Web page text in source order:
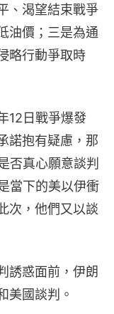
、渴望結束戰爭
油價；三是為通
略行動爭取時
12日戰爭爆發
諾抱有疑慮，那
否真心願意談判
當下的美以伊衝
次，他們又以談
誘惑面前，伊朗
美國談判。